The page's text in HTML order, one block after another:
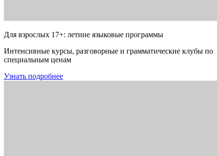
Для взрослых 17+: летние языковые программы
Интенсивные курсы, разговорные и грамматические клубы по
специальным ценам
Узнать подробнее